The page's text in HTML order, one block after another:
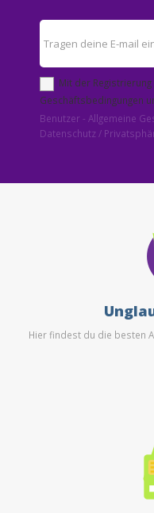
Mit der
Geschäftsbedingungen
Benutzer - Allgemeine
Datenschutz /
Hier findest du die besten